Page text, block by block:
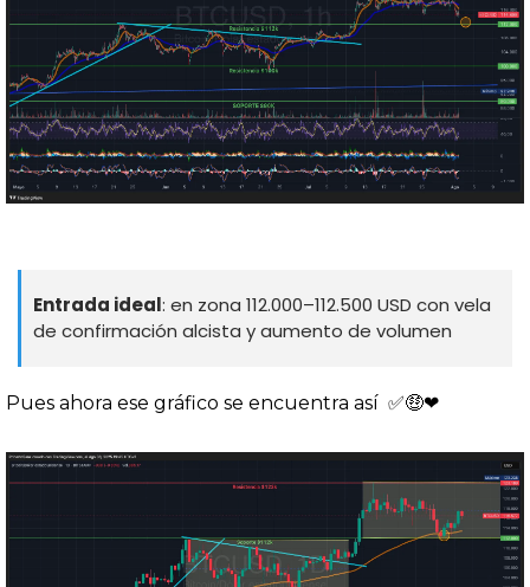
Entrada ideal: en zona 112.000–112.500 USD con vela
de confirmación alcista y aumento de volumen
Pues ahora ese gráfico se encuentra así ✅🤑❤️